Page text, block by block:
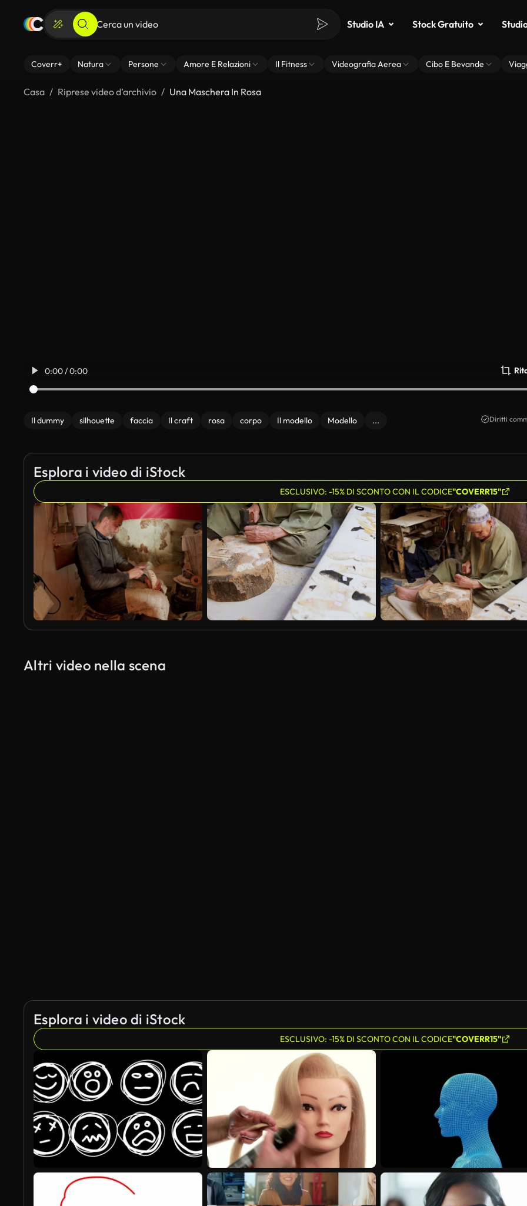
Studio IA Stock Gratuito
Coverr+ Natura Persone Amore E Relazioni Il Fitness Videografia Aerea Cibo E Bevande
Casa Riprese video d’archivio Una Maschera In Rosa
0:00 / 0:00
Il dummy silhouette faccia Il craft rosa corpo Il modello Modello ... Diritti
Esplora i video di iStock
ESCLUSIVO: -15% DI SCONTO CON IL CODICE"COVERR15"
Altri video nella scena
Esplora i video di iStock
ESCLUSIVO: -15% DI SCONTO CON IL CODICE"COVERR15"